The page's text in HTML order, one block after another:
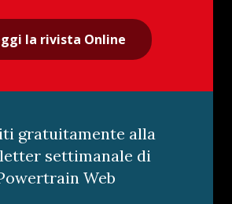
la rivista Online
gratuitamente alla
settimanale di
Web